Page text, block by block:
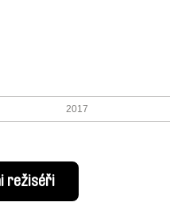
2017
režiséři